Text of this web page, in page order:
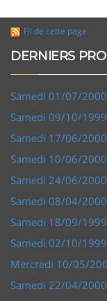
Fil de cette page
DERNIERS
Samedi 01/07/
Samedi 09/10/
Samedi 17/06/
Samedi 10/06/
Samedi 24/06/
Samedi 08/04/
Samedi 18/09/
Samedi 02/10/
Mercredi 10/05/
Samedi 22/04/